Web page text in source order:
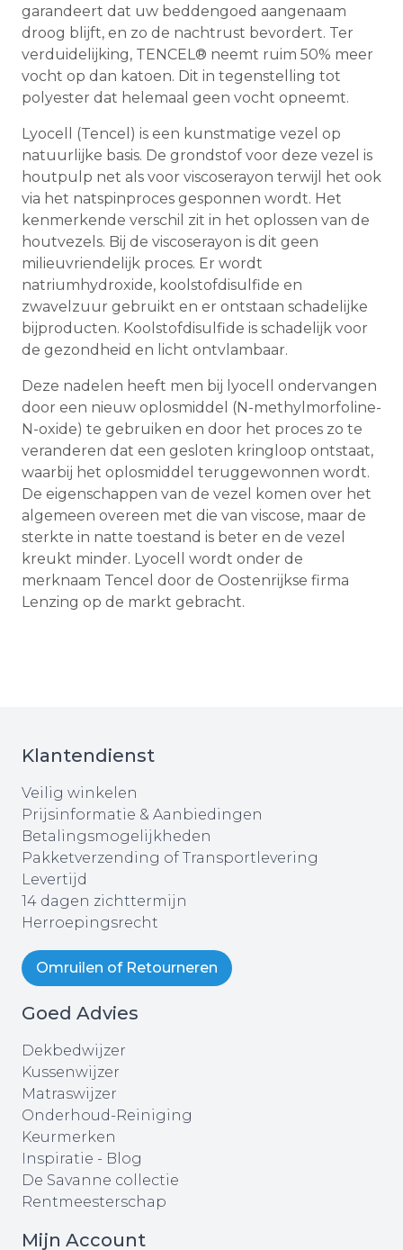
garandeert dat uw beddengoed aangenaam
droog blijft, en zo de nachtrust bevordert. Ter
verduidelijking, TENCEL® neemt ruim 50% meer
vocht op dan katoen. Dit in tegenstelling tot
polyester dat helemaal geen vocht opneemt.
Lyocell (Tencel) is een kunstmatige vezel op
natuurlijke basis. De grondstof voor deze vezel is
houtpulp net als voor viscoserayon terwijl het ook
via het natspinproces gesponnen wordt. Het
kenmerkende verschil zit in het oplossen van de
houtvezels. Bij de viscoserayon is dit geen
milieuvriendelijk proces. Er wordt
natriumhydroxide, koolstofdisulfide en
zwavelzuur gebruikt en er ontstaan schadelijke
bijproducten. Koolstofdisulfide is schadelijk voor
de gezondheid en licht ontvlambaar.
Deze nadelen heeft men bij lyocell ondervangen
door een nieuw oplosmiddel (N-methylmorfoline-
N-oxide) te gebruiken en door het proces zo te
veranderen dat een gesloten kringloop ontstaat,
waarbij het oplosmiddel teruggewonnen wordt.
De eigenschappen van de vezel komen over het
algemeen overeen met die van viscose, maar de
sterkte in natte toestand is beter en de vezel
kreukt minder. Lyocell wordt onder de
merknaam Tencel door de Oostenrijkse firma
Lenzing op de markt gebracht.
Klantendienst
Veilig winkelen
Prijsinformatie & Aanbiedingen
Betalingsmogelijkheden
Pakketverzending of Transportlevering
Levertijd
14 dagen zichttermijn
Herroepingsrecht
Omruilen of Retourneren
Goed Advies
Dekbedwijzer
Kussenwijzer
Matraswijzer
Onderhoud-Reiniging
Keurmerken
Inspiratie - Blog
De Savanne collectie
Rentmeesterschap
Mijn Account